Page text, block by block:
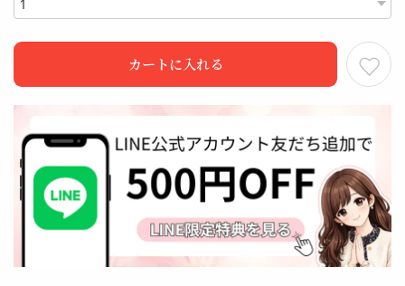
カートに入れる